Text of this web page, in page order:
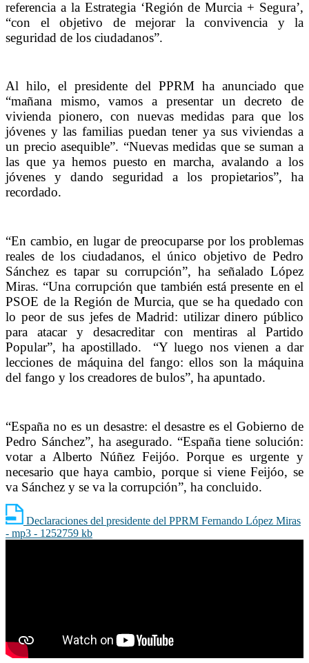
referencia a la Estrategia ‘Región de Murcia + Segura’,
“con el objetivo de mejorar la convivencia y la
seguridad de los ciudadanos”.
Al hilo, el presidente del PPRM ha anunciado que
“mañana mismo, vamos a presentar un decreto de
vivienda pionero, con nuevas medidas para que los
jóvenes y las familias puedan tener ya sus viviendas a
un precio asequible”. “Nuevas medidas que se suman a
las que ya hemos puesto en marcha, avalando a los
jóvenes y dando seguridad a los propietarios”, ha
recordado.
“En cambio, en lugar de preocuparse por los problemas
reales de los ciudadanos, el único objetivo de Pedro
Sánchez es tapar su corrupción”, ha señalado López
Miras. “Una corrupción que también está presente en el
PSOE de la Región de Murcia, que se ha quedado con
lo peor de sus jefes de Madrid: utilizar dinero público
para atacar y desacreditar con mentiras al Partido
Popular”, ha apostillado.
“Y luego nos vienen a dar
lecciones de máquina del fango: ellos son la máquina
del fango y los creadores de bulos”, ha apuntado.
“España no es un desastre: el desastre es el Gobierno de
Pedro Sánchez”, ha asegurado. “España tiene solución:
votar a Alberto Núñez Feijóo. Porque es urgente y
necesario que haya cambio, porque si viene Feijóo, se
va Sánchez y se va la corrupción”, ha concluido.
Declaraciones del presidente del PPRM Fernando López Miras
- mp3 - 1252759 kb